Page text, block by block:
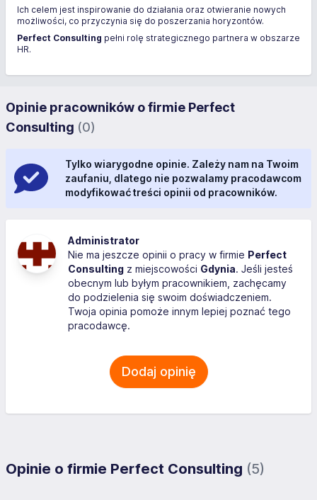
Ich celem jest inspirowanie do działania oraz otwieranie nowych
możliwości, co przyczynia się do poszerzania horyzontów.
Perfect Consulting pełni rolę strategicznego partnera w obszarze
HR.
Opinie pracowników o firmie Perfect
Consulting (0)
Tylko wiarygodne opinie. Zależy nam na Twoim
zaufaniu, dlatego nie pozwalamy pracodawcom
modyfikować treści opinii od pracowników.
Administrator
Nie ma jeszcze opinii o pracy w firmie Perfect
Consulting z miejscowości Gdynia. Jeśli jesteś
obecnym lub byłym pracownikiem, zachęcamy
do podzielenia się swoim doświadczeniem.
Twoja opinia pomoże innym lepiej poznać tego
pracodawcę.
Dodaj opinię
Opinie o firmie Perfect Consulting (5)